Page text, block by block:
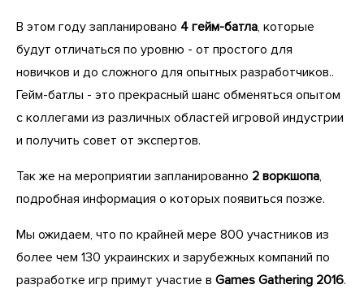
В этом году запланировано 4 гейм-батла, которые
будут отличаться по уровню - от простого для
новичков и до сложного для опытных разработчиков..
Гейм-батлы - это прекрасный шанс обменяться опытом
с коллегами из различных областей игровой индустрии
и получить совет от экспертов.
Так же на мероприятии запланированно 2 воркшопа,
подробная информация о которых появиться позже.
Мы ожидаем, что по крайней мере 800 участников из
более чем 130 украинских и зарубежных компаний по
разработке игр примут участие в Games Gathering 2016.